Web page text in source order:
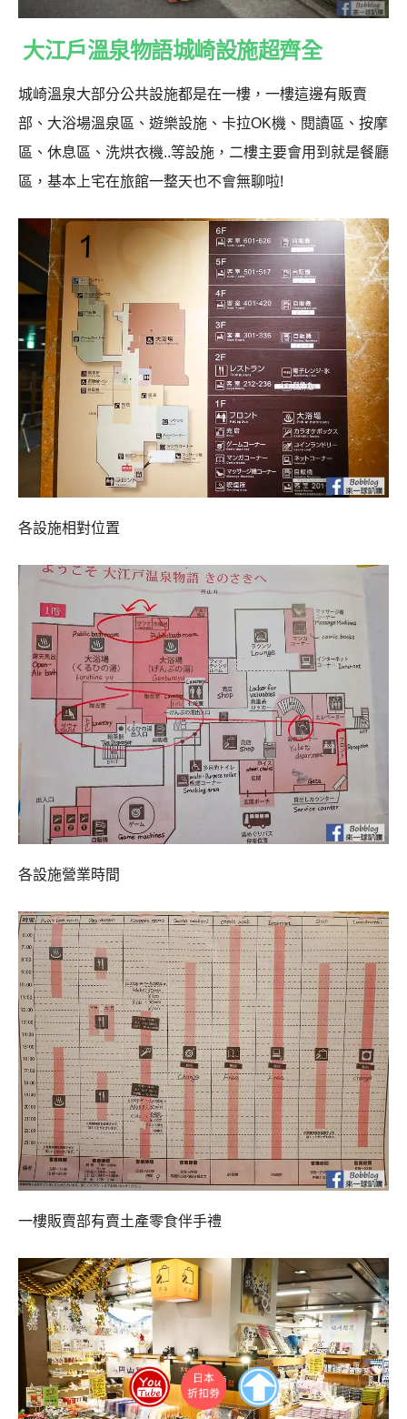
大江戶溫泉物語城崎設施超齊全
城崎溫泉大部分公共設施都是在一樓，一樓這邊有販賣
部、大浴場溫泉區、遊樂設施、卡拉OK機、閱讀區、按摩
區、休息區、洗烘衣機..等設施，二樓主要會用到就是餐廳
區，基本上宅在旅館一整天也不會無聊啦!
各設施相對位置
各設施營業時間
一樓販賣部有賣土產零食伴手禮